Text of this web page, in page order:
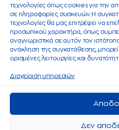
τεχνολογίες όπως cookies για την
σε πληροφορίες συσκευών. Η
τεχνολογίες θα μας επιτρέψει να
προσωπικού χαρακτήρα, όπως
αναγνωριστικά σε αυτόν τον
ανάκληση της συγκατάθεσης, μπορεί
ορισμένες λειτουργίες και
Διαχείριση υπηρεσιών
Δεν